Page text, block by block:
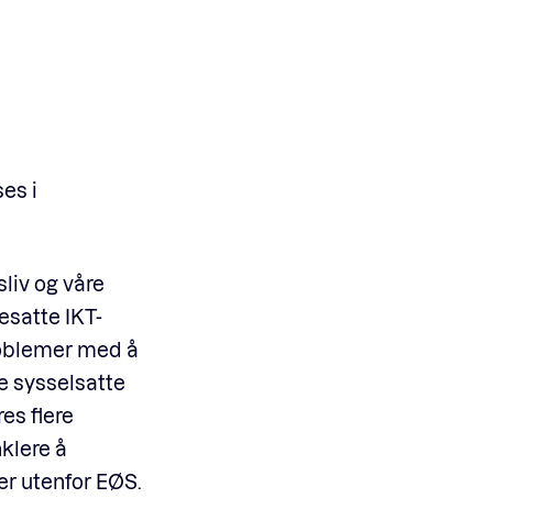
i
og våre
IKT-
med å
sysselsatte
flere
å
utenfor EØS.